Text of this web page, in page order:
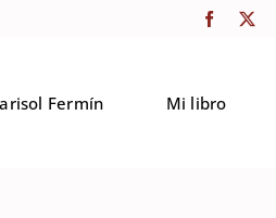
Fermín Mi libro